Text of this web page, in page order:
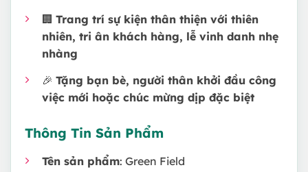
🏢 Trang trí sự kiện thân thiện với thiên
nhiên, tri ân khách hàng, lễ vinh danh nhẹ
nhàng
🎉 Tặng bạn bè, người thân khởi đầu công
việc mới hoặc chúc mừng dịp đặc biệt
Thông Tin Sản Phẩm
Tên sản phẩm: Green Field